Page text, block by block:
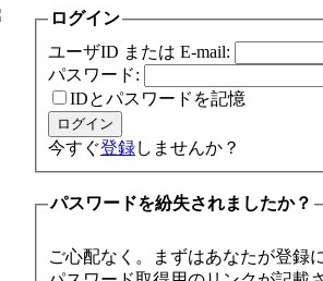
ログイン
ユーザID または E-mail:
パスワード:
IDとパスワードを記憶
今すぐ登録しませんか？
パスワードを紛失されましたか？
ご心配なく。まずはあなたが登録